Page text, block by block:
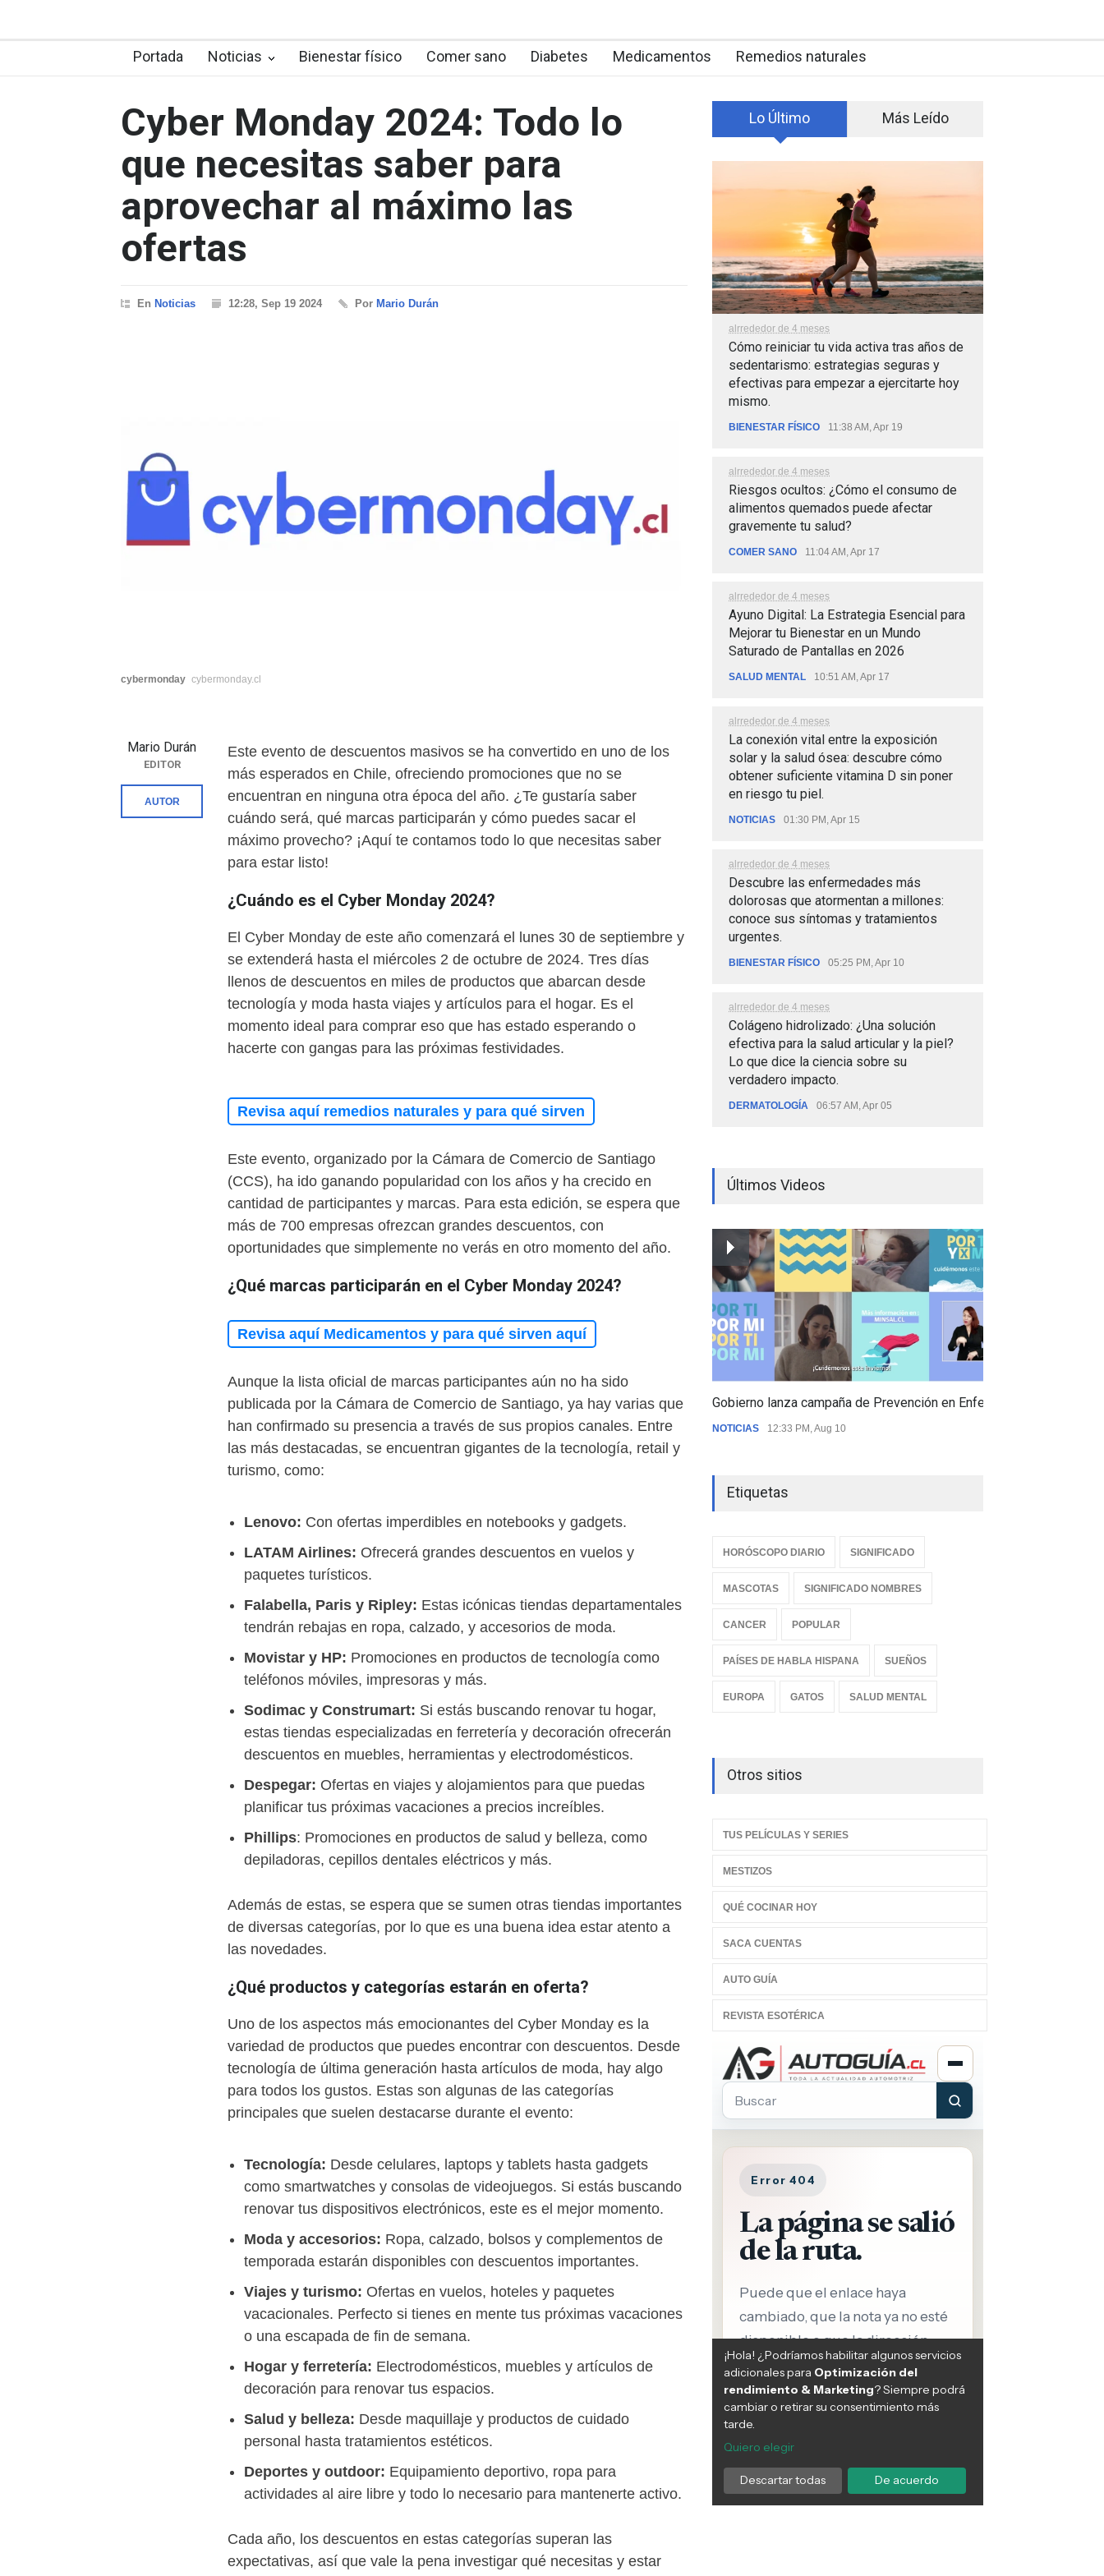
Portada Noticias Bienestar físico Comer sano Diabetes Medicamentos Remedios naturales
Cyber Monday 2024: Todo lo
que necesitas saber para
aprovechar al máximo las
ofertas
En Noticias 12:28, Sep 19 2024 Por Mario Durán
cybermonday cybermonday.cl
Este evento de descuentos masivos se ha convertido en uno de los
más esperados en Chile, ofreciendo promociones que no se
encuentran en ninguna otra época del año. ¿Te gustaría saber
cuándo será, qué marcas participarán y cómo puedes sacar el
máximo provecho? ¡Aquí te contamos todo lo que necesitas saber
para estar listo!
¿Cuándo es el Cyber Monday 2024?
El Cyber Monday de este año comenzará el lunes 30 de septiembre y
se extenderá hasta el miércoles 2 de octubre de 2024. Tres días
llenos de descuentos en miles de productos que abarcan desde
tecnología y moda hasta viajes y artículos para el hogar. Es el
momento ideal para comprar eso que has estado esperando o
hacerte con gangas para las próximas festividades.
Revisa aquí remedios naturales y para qué sirven
Este evento, organizado por la Cámara de Comercio de Santiago
(CCS), ha ido ganando popularidad con los años y ha crecido en
cantidad de participantes y marcas. Para esta edición, se espera que
más de 700 empresas ofrezcan grandes descuentos, con
oportunidades que simplemente no verás en otro momento del año.
¿Qué marcas participarán en el Cyber Monday 2024?
Revisa aquí Medicamentos y para qué sirven aquí
Aunque la lista oficial de marcas participantes aún no ha sido
publicada por la Cámara de Comercio de Santiago, ya hay varias que
han confirmado su presencia a través de sus propios canales. Entre
las más destacadas, se encuentran gigantes de la tecnología, retail y
turismo, como:
Lenovo: Con ofertas imperdibles en notebooks y gadgets.
LATAM Airlines: Ofrecerá grandes descuentos en vuelos y
paquetes turísticos.
Falabella, Paris y Ripley: Estas icónicas tiendas departamentales
tendrán rebajas en ropa, calzado, y accesorios de moda.
Movistar y HP: Promociones en productos de tecnología como
teléfonos móviles, impresoras y más.
Sodimac y Construmart: Si estás buscando renovar tu hogar,
estas tiendas especializadas en ferretería y decoración ofrecerán
descuentos en muebles, herramientas y electrodomésticos.
Despegar: Ofertas en viajes y alojamientos para que puedas
planificar tus próximas vacaciones a precios increíbles.
Phillips: Promociones en productos de salud y belleza, como
depiladoras, cepillos dentales eléctricos y más.
Además de estas, se espera que se sumen otras tiendas importantes
de diversas categorías, por lo que es una buena idea estar atento a
las novedades.
¿Qué productos y categorías estarán en oferta?
Uno de los aspectos más emocionantes del Cyber Monday es la
variedad de productos que puedes encontrar con descuentos. Desde
tecnología de última generación hasta artículos de moda, hay algo
para todos los gustos. Estas son algunas de las categorías
principales que suelen destacarse durante el evento:
Tecnología: Desde celulares, laptops y tablets hasta gadgets
como smartwatches y consolas de videojuegos. Si estás buscando
renovar tus dispositivos electrónicos, este es el mejor momento.
Moda y accesorios: Ropa, calzado, bolsos y complementos de
temporada estarán disponibles con descuentos importantes.
Viajes y turismo: Ofertas en vuelos, hoteles y paquetes
vacacionales. Perfecto si tienes en mente tus próximas vacaciones
o una escapada de fin de semana.
Hogar y ferretería: Electrodomésticos, muebles y artículos de
decoración para renovar tus espacios.
Salud y belleza: Desde maquillaje y productos de cuidado
personal hasta tratamientos estéticos.
Deportes y outdoor: Equipamiento deportivo, ropa para
actividades al aire libre y todo lo necesario para mantenerte activo.
Cada año, los descuentos en estas categorías superan las
expectativas, así que vale la pena investigar qué necesitas y estar
Mario Durán
EDITOR
AUTOR
Lo Último Más Leído
alrrededor de 4 meses
Cómo reiniciar tu vida activa tras años de
sedentarismo: estrategias seguras y
efectivas para empezar a ejercitarte hoy
mismo.
BIENESTAR FÍSICO 11:38 AM, Apr 19
alrrededor de 4 meses
Riesgos ocultos: ¿Cómo el consumo de
alimentos quemados puede afectar
gravemente tu salud?
COMER SANO 11:04 AM, Apr 17
alrrededor de 4 meses
Ayuno Digital: La Estrategia Esencial para
Mejorar tu Bienestar en un Mundo
Saturado de Pantallas en 2026
SALUD MENTAL 10:51 AM, Apr 17
alrrededor de 4 meses
La conexión vital entre la exposición
solar y la salud ósea: descubre cómo
obtener suficiente vitamina D sin poner
en riesgo tu piel.
NOTICIAS 01:30 PM, Apr 15
alrrededor de 4 meses
Descubre las enfermedades más
dolorosas que atormentan a millones:
conoce sus síntomas y tratamientos
urgentes.
BIENESTAR FÍSICO 05:25 PM, Apr 10
alrrededor de 4 meses
Colágeno hidrolizado: ¿Una solución
efectiva para la salud articular y la piel?
Lo que dice la ciencia sobre su
verdadero impacto.
DERMATOLOGÍA 06:57 AM, Apr 05
Últimos Videos
Gobierno lanza campaña de Prevención en Enfermedades
NOTICIAS 12:33 PM, Aug 10
Etiquetas
HORÓSCOPO DIARIO SIGNIFICADO
MASCOTAS SIGNIFICADO NOMBRES
CANCER POPULAR
PAÍSES DE HABLA HISPANA SUEÑOS
EUROPA GATOS SALUD MENTAL
Otros sitios
TUS PELÍCULAS Y SERIES
MESTIZOS
QUÉ COCINAR HOY
SACA CUENTAS
AUTO GUÍA
REVISTA ESOTÉRICA